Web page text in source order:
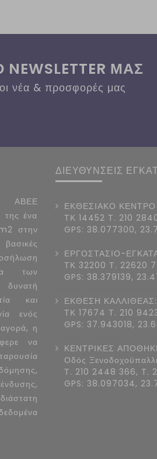
ΜΑΣ
νέα & προσφορές μας
ΑΒΕΕ
της ένα
στην
των
δυνατή
και
ενός
η
να
ΔΙΕΥΘΥΝΣΕΙΣ
ΕΚΘΕΣΙΑΚΟ ΚΕΝΤΡΟ
ΤΚ 14452 Τ. 210
GPS: 38.077300,
ΕΡΓΟΣΤΑΣΙΟ-
ΤΚ 32200 Τ. 22620
GPS: 38.379139,
ΕΚΘΕΣΗ
ΤΚ 17674 Τ. 210
GPS: 37.943018,
ΚΕΝΤΡΙΚΕΣ
Οδός
Τ. 210 2448 366, T.
GPS: 38.097034,